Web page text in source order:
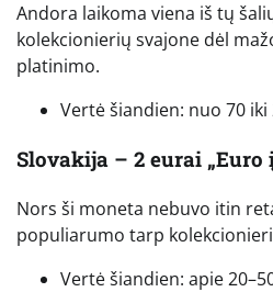
Andora laikoma viena iš tų
kolekcionierių svajone dėl
platinimo.
Vertė šiandien: nuo 70 iki
Slovakija – 2 eurai „Euro
Nors ši moneta nebuvo itin
populiarumo tarp
Vertė šiandien: apie